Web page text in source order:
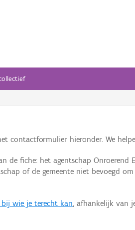
contactformulier hieronder. We
de fiche: het agentschap Onroerend
of de gemeente niet bevoegd
bij wie je terecht kan, afhankelijk van